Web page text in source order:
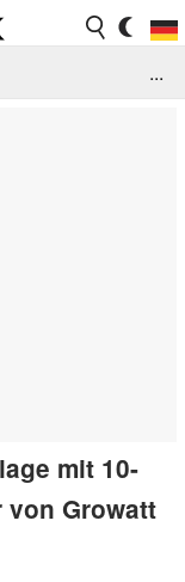
...
mit 10-
von Growatt